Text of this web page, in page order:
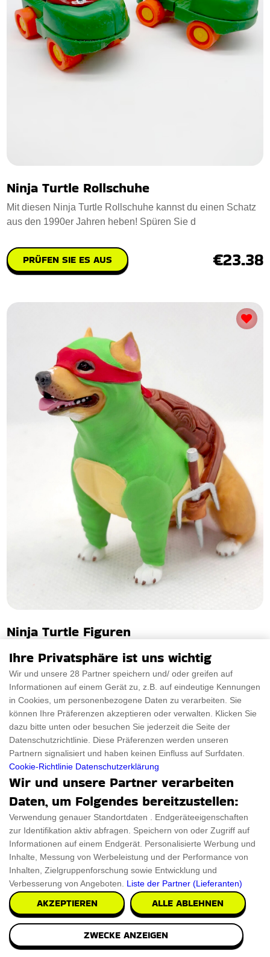
Ninja Turtle Rollschuhe
Mit diesen Ninja Turtle Rollschuhe kannst du einen Schatz
aus den 1990er Jahren heben! Spüren Sie d
PRÜFEN SIE ES AUS €23.38
Ninja Turtle Figuren
Diese einzigartige Ninja Turtle Figuren wurde sorgfältig aus
Urethanharz hergestellt und von Hand b
PRÜFEN SIE ES AUS €49.95
Ihre Privatsphäre ist uns wichtig
Wir und unsere 28 Partner speichern und/ oder greifen auf
Informationen auf einem Gerät zu, z.B. auf eindeutige Kennungen
in Cookies, um personenbezogene Daten zu verarbeiten. Sie
können Ihre Präferenzen akzeptieren oder verwalten. Klicken Sie
dazu bitte unten oder besuchen Sie jederzeit die Seite der
Datenschutzrichtlinie. Diese Präferenzen werden unseren
Partnern signalisiert und haben keinen Einfluss auf Surfdaten.
Cookie-Richtlinie Datenschutzerklärung
Wir und unsere Partner verarbeiten
Daten, um Folgendes bereitzustellen:
Verwendung genauer Standortdaten . Endgeräteeigenschaften
zur Identifikation aktiv abfragen. Speichern von oder Zugriff auf
Informationen auf einem Endgerät. Personalisierte Werbung und
Inhalte, Messung von Werbeleistung und der Performance von
Inhalten, Zielgruppenforschung sowie Entwicklung und
Verbesserung von Angeboten. Liste der Partner (Lieferanten)
AKZEPTIEREN ALLE ABLEHNEN
ZWECKE ANZEIGEN